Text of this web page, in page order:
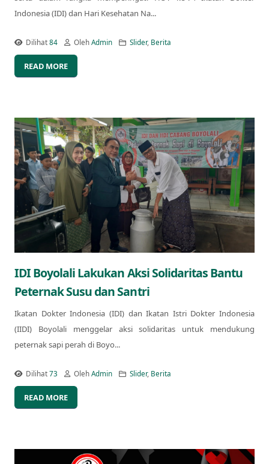
Indonesia (IDI) dan Hari Kesehatan Na...
Dilihat84 OlehAdmin Slider, Berita
READ MORE
IDI Boyolali Lakukan Aksi Solidaritas Bantu
Peternak Susu dan Santri
Ikatan Dokter Indonesia (IDI) dan Ikatan Istri Dokter Indonesia
(IIDI) Boyolali menggelar aksi solidaritas untuk mendukung
peternak sapi perah di Boyo...
Dilihat73 OlehAdmin Slider, Berita
READ MORE